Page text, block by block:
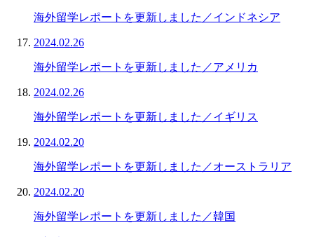
海外留学レポートを更新しました／インドネシア
2024.02.26
海外留学レポートを更新しました／アメリカ
2024.02.26
海外留学レポートを更新しました／イギリス
2024.02.20
海外留学レポートを更新しました／オーストラリア
2024.02.20
海外留学レポートを更新しました／韓国